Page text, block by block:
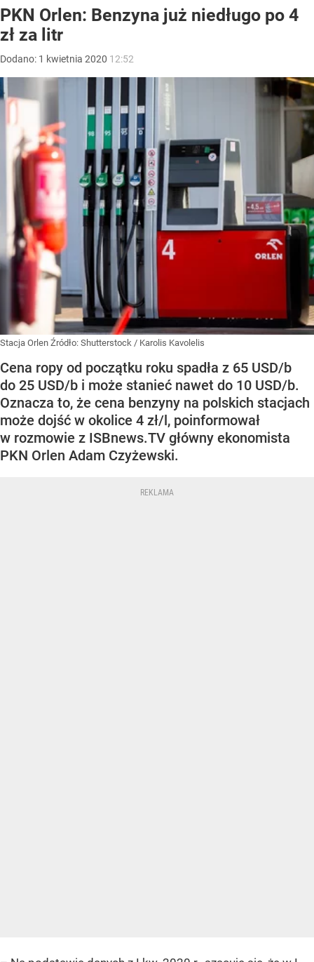
PKN Orlen: Benzyna już niedługo po 4
zł za litr
Dodano: 1 kwietnia 2020 12:52
Stacja Orlen Źródło: Shutterstock / Karolis Kavolelis
Cena ropy od początku roku spadła z 65 USD/b
do 25 USD/b i może stanieć nawet do 10 USD/b.
Oznacza to, że cena benzyny na polskich stacjach
może dojść w okolice 4 zł/l, poinformował
w rozmowie z ISBnews.TV główny ekonomista
PKN Orlen Adam Czyżewski.